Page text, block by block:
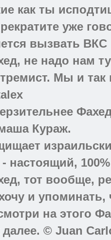
как ты
уже
вызвать
не надо нам
Мы и
Кураж.
настоящий,
тот вообще,
и
на этого
далее. © Juan